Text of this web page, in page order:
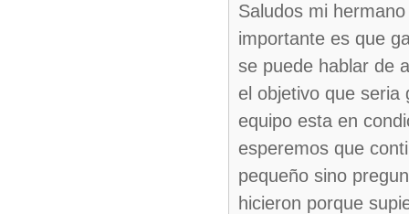
Saludos mi
importante es que
se puede hablar de
el objetivo que
equipo esta en
esperemos que
pequeño sino
hicieron porque